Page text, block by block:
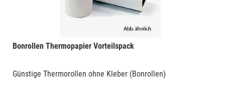
Bonrollen Thermopapier Vorteilspack
Günstige Thermorollen ohne Kleber (Bonrollen)